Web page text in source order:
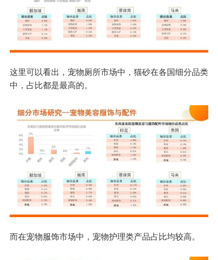
这里可以看出，宠物厕所市场中，猫砂在各国细分品类
中，占比都是最高的。
而在宠物服饰市场中，宠物护理类产品占比均较高。